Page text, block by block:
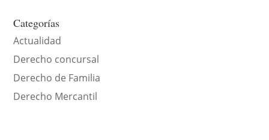
Categorías
Actualidad
Derecho concursal
Derecho de Familia
Derecho Mercantil